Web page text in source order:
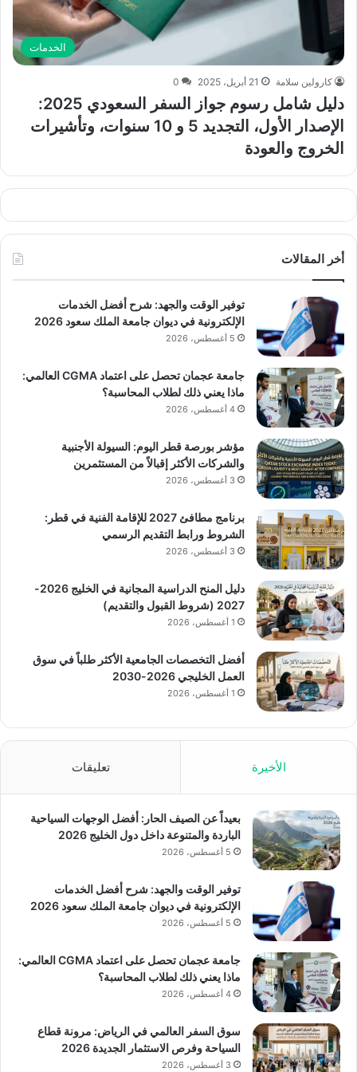
الخدمات
كارولين سلامة 21 أبريل، 2025 0
دليل شامل رسوم جواز السفر السعودي 2025:
الإصدار الأول، التجديد 5 و 10 سنوات، وتأشيرات
الخروج والعودة
أخر المقالات
توفير الوقت والجهد: شرح أفضل الخدمات
الإلكترونية في ديوان جامعة الملك سعود 2026
5 أغسطس، 2026
جامعة عجمان تحصل على اعتماد CGMA العالمي:
ماذا يعني ذلك لطلاب المحاسبة؟
4 أغسطس، 2026
مؤشر بورصة قطر اليوم: السيولة الأجنبية
والشركات الأكثر إقبالاً من المستثمرين
3 أغسطس، 2026
برنامج مطافئ 2027 للإقامة الفنية في قطر:
الشروط ورابط التقديم الرسمي
3 أغسطس، 2026
دليل المنح الدراسية المجانية في الخليج 2026-
2027 (شروط القبول والتقديم)
1 أغسطس، 2026
أفضل التخصصات الجامعية الأكثر طلباً في سوق
العمل الخليجي 2026-2030
1 أغسطس، 2026
الأخيرة تعليقات
بعيداً عن الصيف الحار: أفضل الوجهات السياحية
الباردة والمتنوعة داخل دول الخليج 2026
5 أغسطس، 2026
توفير الوقت والجهد: شرح أفضل الخدمات
الإلكترونية في ديوان جامعة الملك سعود 2026
5 أغسطس، 2026
جامعة عجمان تحصل على اعتماد CGMA العالمي:
ماذا يعني ذلك لطلاب المحاسبة؟
4 أغسطس، 2026
سوق السفر العالمي في الرياض: مرونة قطاع
السياحة وفرص الاستثمار الجديدة 2026
3 أغسطس، 2026